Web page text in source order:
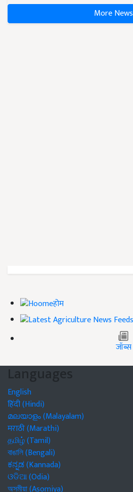
More News
होम
जॉब्स
Languages
English
हिंदी (Hindi)
മലയാളം (Malayalam)
मराठी (Marathi)
தமிழ் (Tamil)
বাঙালি (Bengali)
ಕನ್ನಡ (Kannada)
ଓଡିଆ (Odia)
অসমীয়া (Asomiya)